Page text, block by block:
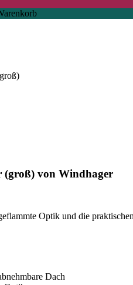
(groß) von Windhager
Optik und die
Dach